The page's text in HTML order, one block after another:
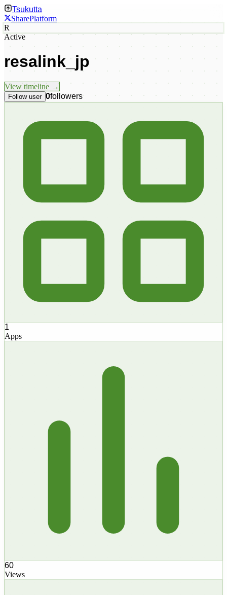
Tsukutta
SharePlatform
R
Active
resalink_jp
View timeline →
Follow user 0followers
1
Apps
60
Views